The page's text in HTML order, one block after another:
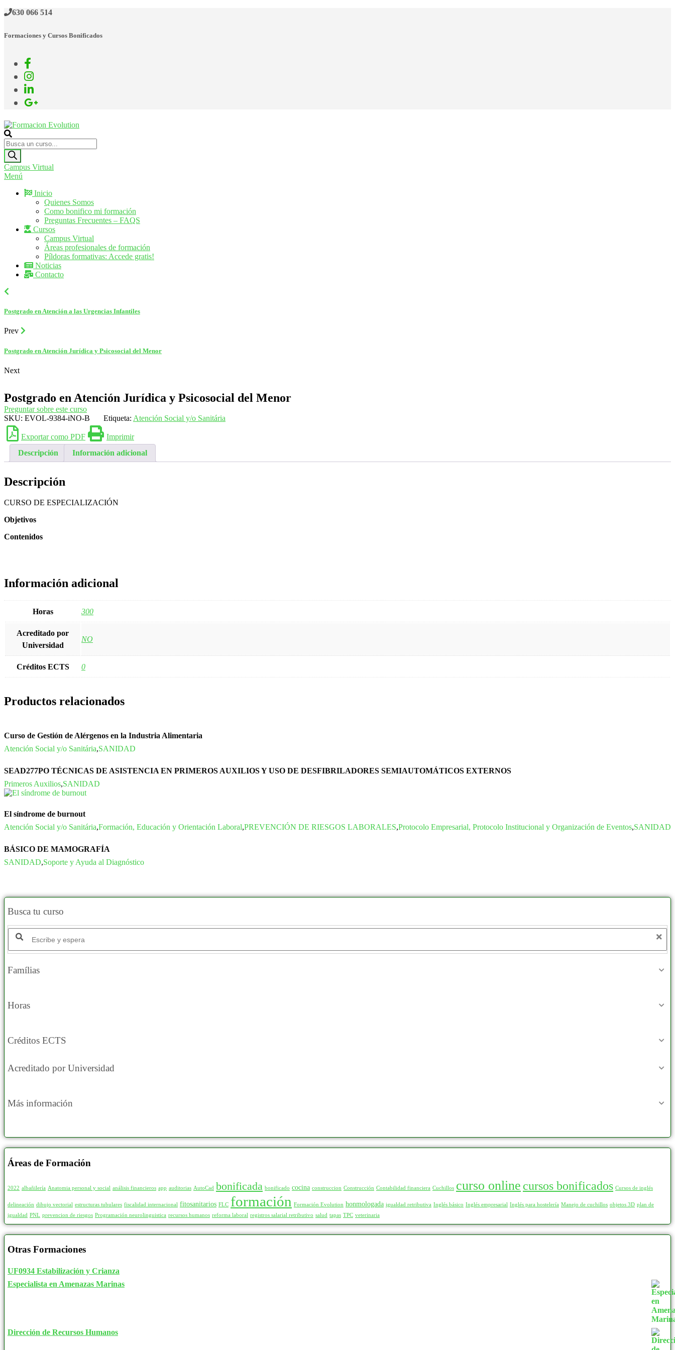
Saltar630 066 514
Formaciones y Cursos Bonificados
Formacion Evolution
Cursos de formación continua
Búsqueda
de
productos
Campus Virtual
Menú
Inicio
Quienes Somos
Como bonifico mi formación
Preguntas Frecuentes – FAQS
Cursos
Campus Virtual
Áreas profesionales de formación
Píldoras formativas: Accede gratis!
Noticias
Contacto
Postgrado en Atención a las Urgencias Infantiles
Prev
Postgrado en Atención Jurídica y Psicosocial del Menor
Next
Postgrado en Atención Jurídica y Psicosocial del Menor
Preguntar sobre este curso
SKU: EVOL-9384-iNO-B Etiqueta: Atención Social y/o Sanitária
Exportar como PDF
Imprimir
Descripción
Información adicional
Descripción
CURSO DE ESPECIALIZACIÓN
Objetivos
Contenidos
Información adicional
Horas 300
Acreditado por
Universidad
NO
Créditos ECTS 0
Productos relacionados
Curso de Gestión de Alérgenos en la Industria Alimentaria
Atención Social y/o Sanitária,SANIDAD
SEAD277PO TÉCNICAS DE ASISTENCIA EN PRIMEROS AUXILIOS Y USO DE DESFIBRILADORES SEMIAUTOMÁTICOS EXTERNOS
Primeros Auxilios,SANIDAD
El síndrome de burnout
Atención Social y/o Sanitária,Formación, Educación y Orientación Laboral,PREVENCIÓN DE RIESGOS LABORALES,Protocolo Empresarial, Protocolo Institucional y Organización de Eventos,SANIDAD
BÁSICO DE MAMOGRAFÍA
SANIDAD,Soporte y Ayuda al Diagnóstico
Busca tu curso
Buscar productos:
Famílias
Horas
Créditos ECTS
Acreditado por Universidad
Más información
Áreas de Formación
2022 albañilería Anatomia personal y social análisis financieros app auditorias AutoCad bonificada bonificado cocina construccion Construcción Contabilidad financiera Cuchillos curso online cursos bonificados Cursos de inglés
delineación dibujo vectorial estructuras tubulares fiscalidad internacional fitosanitarios FLC formación Formación Evolution honmologada igualdad retributiva Inglés básico Inglés empresarial Inglés para hostelería Manejo de cuchillos objetos 3D plan de
igualdad PNL prevencion de riesgos Programación neurolinguistica recursos humanos reforma laboral registros salarial retributivo salud tapas TPC veterinaria
Otras Formaciones
UF0934 Estabilización y Crianza
Especialista en Amenazas Marinas
Dirección de Recursos Humanos